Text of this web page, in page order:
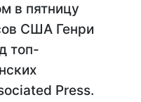
в пятницу
США Генри
топ-
Press.